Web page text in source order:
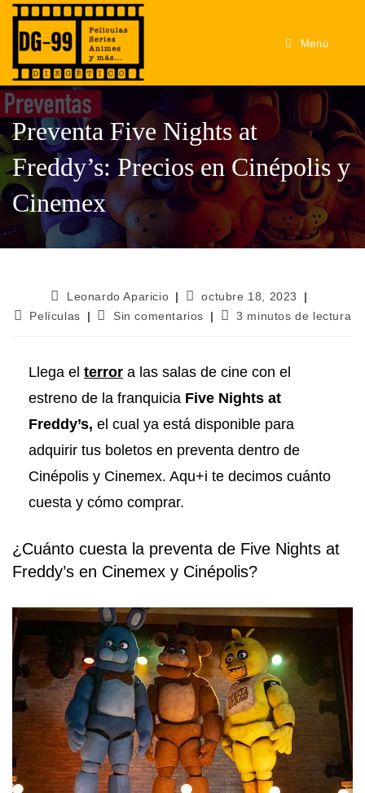
Menú
Preventa Five Nights at
Freddy’s: Precios en Cinépolis y
Cinemex
Leonardo Aparicio
octubre 18, 2023
Películas
Sin comentarios 3 minutos de lectura
Llega el terror a las salas de cine con el
estreno de la franquicia Five Nights at
Freddy’s, el cual ya está disponible para
adquirir tus boletos en preventa dentro de
Cinépolis y Cinemex. Aqu+i te decimos cuánto
cuesta y cómo comprar.
¿Cuánto cuesta la preventa de Five Nights at
Freddy’s en Cinemex y Cinépolis?